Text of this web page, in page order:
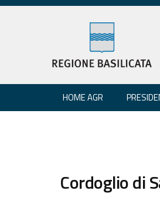
HOME AGR
Cordoglio di